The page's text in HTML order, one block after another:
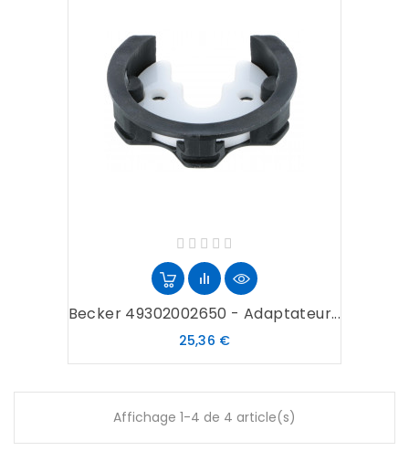
Becker 49302002650 - Adaptateur...
25,36 €Prix
Affichage 1-4 de 4 article(s)